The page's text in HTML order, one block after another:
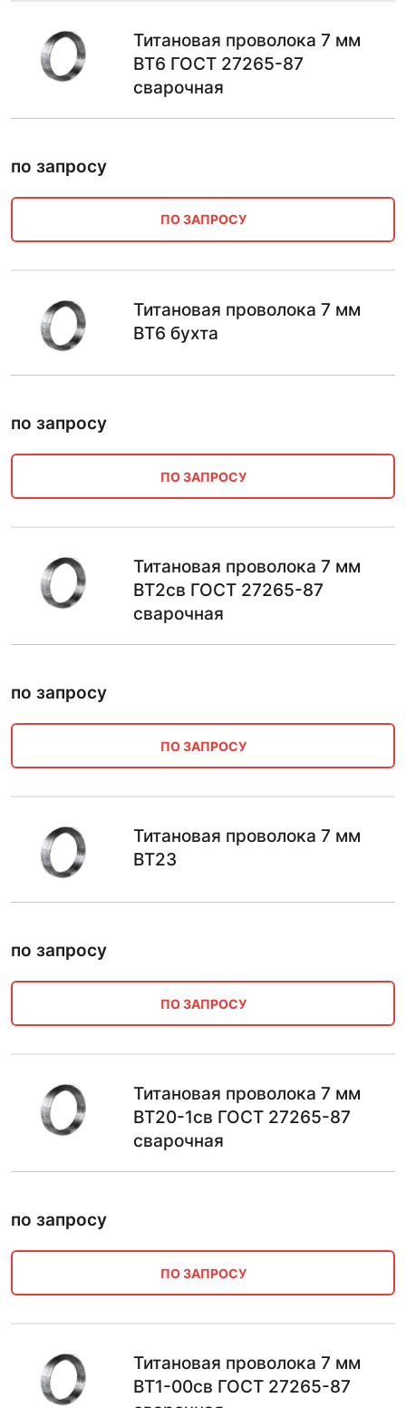
Титановая проволока 7 мм
ВТ6 ГОСТ 27265-87
сварочная
по запросу
ПО ЗАПРОСУ
Титановая проволока 7 мм
ВТ6 бухта
по запросу
ПО ЗАПРОСУ
Титановая проволока 7 мм
ВТ2св ГОСТ 27265-87
сварочная
по запросу
ПО ЗАПРОСУ
Титановая проволока 7 мм
ВТ23
по запросу
ПО ЗАПРОСУ
Титановая проволока 7 мм
ВТ20-1св ГОСТ 27265-87
сварочная
по запросу
ПО ЗАПРОСУ
Титановая проволока 7 мм
ВТ1-00св ГОСТ 27265-87